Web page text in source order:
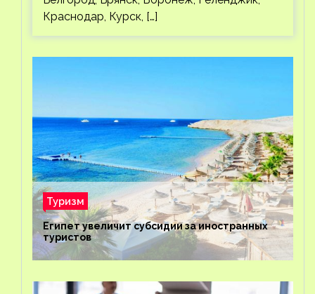
Краснодар, Курск, […]
Туризм
Египет увеличит субсидии за иностранных
туристов